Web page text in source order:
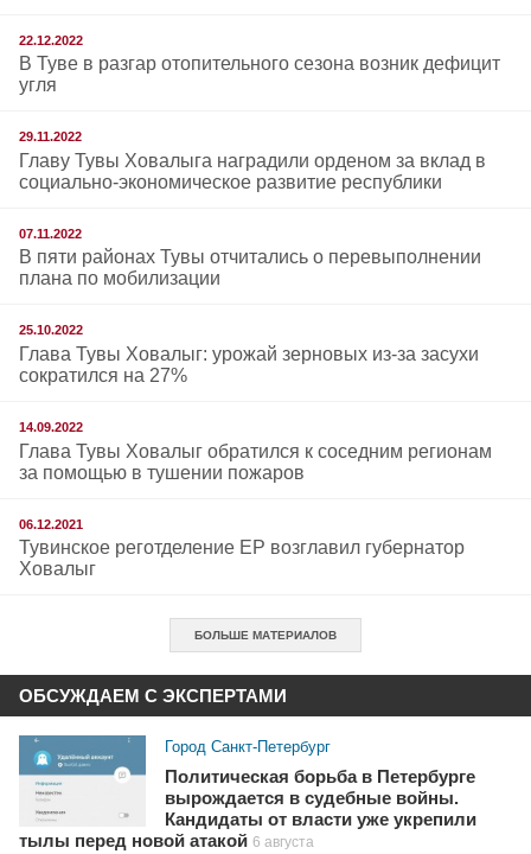
22.12.2022
В Туве в разгар отопительного сезона возник дефицит
угля
29.11.2022
Главу Тувы Ховалыга наградили орденом за вклад в
социально-экономическое развитие республики
07.11.2022
В пяти районах Тувы отчитались о перевыполнении
плана по мобилизации
25.10.2022
Глава Тувы Ховалыг: урожай зерновых из-за засухи
сократился на 27%
14.09.2022
Глава Тувы Ховалыг обратился к соседним регионам
за помощью в тушении пожаров
06.12.2021
Тувинское реготделение ЕР возглавил губернатор
Ховалыг
БОЛЬШЕ МАТЕРИАЛОВ
ОБСУЖДАЕМ С ЭКСПЕРТАМИ
Город Санкт-Петербург
Политическая борьба в Петербурге
вырождается в судебные войны.
Кандидаты от власти уже укрепили
тылы перед новой атакой 6 августа